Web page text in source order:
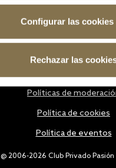
Configurar las cookies
Rechazar las
@ 2006-2026 Club Privado Pasión
Políticas de
Política de cookies
Política de eventos